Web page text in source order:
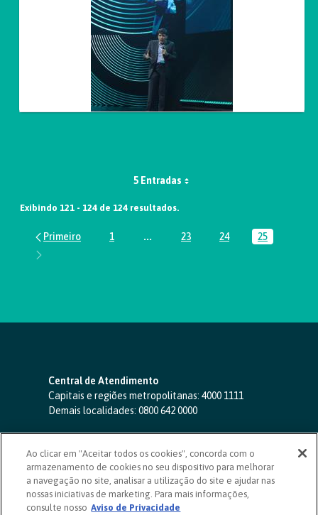
5 Entradas
Exibindo 121 - 124 de 124 resultados.
Página
1 ...Páginas intermediárias Usar ABA
Página
23 Página
24 Página
25
Central de Atendimento
Capitais e regiões metropolitanas: 4000 1111
Demais localidades: 0800 642 0000
SAC 24 horas-0800 724 4420
Ouvidoria
0800 725 0996
(de segunda a sexta, das 8h às 20h)
ouvidoriasicoob.com.br
Deficientes auditivos ou de fala
Ao clicar em "Aceitar todos os cookies", concorda com o
armazenamento de cookies no seu dispositivo para melhorar
a navegação no site, analisar a utilização do site e ajudar nas
nossas iniciativas de marketing. Para mais informações,
consulte nosso Aviso de Privacidade